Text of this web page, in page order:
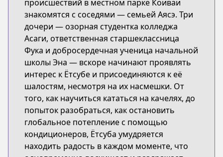
происшествий в местном парке Коиваи
знакомятся с соседями — семьей Аясэ. Три
дочери — озорная студентка колледжа
Асаги, ответственная старшеклассница
Фука и добросердечная ученица начальной
школы Эна — вскоре начинают проявлять
интерес к Ётсубе и присоединяются к её
шалостям, несмотря на их насмешки. От
того, как научиться кататься на качелях, до
попыток разобраться, как остановить
глобальное потепление с помощью
кондиционеров, Ётсуба умудряется
находить радость в каждом моменте, что